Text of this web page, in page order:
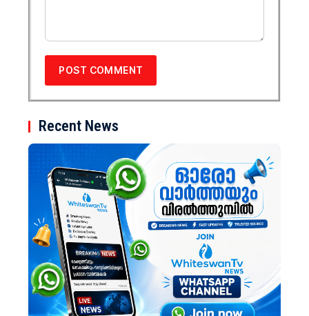
Recent News